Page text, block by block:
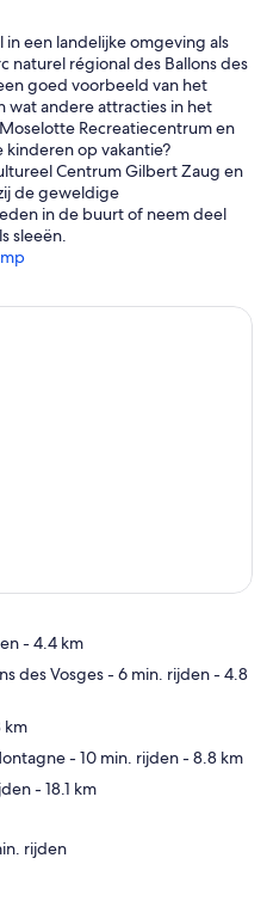
een landelijke omgeving als
naturel régional des Ballons des
goed voorbeeld van het
wat andere attracties in het
Recreatiecentrum en
kinderen op vakantie?
Centrum Gilbert Zaug en
de geweldige
in de buurt of neem deel
sleeën.
- 4.4 km
des Vosges- 6 min. rijden- 4.8
km
- 10 min. rijden- 8.8 km
- 18.1 km
rijden